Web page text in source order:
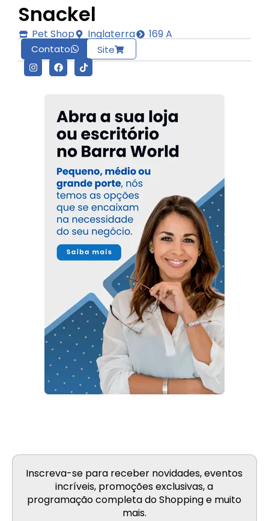
Pet Shop Inglaterra 169 A
Contato Site
Snackel
Inscreva-se para receber novidades, eventos
incríveis, promoções exclusivas, a
programação completa do Shopping e muito
mais.